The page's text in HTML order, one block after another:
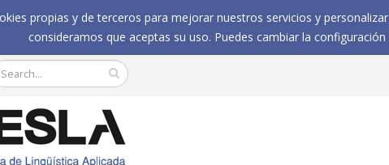
propias y de terceros para mejorar nuestros servicios y
consideramos que aceptas su uso. Puedes cambiar la